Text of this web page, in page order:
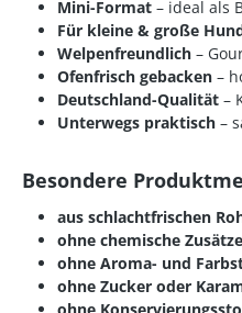
Mini-Format – ideal als
Für kleine & große
Welpenfreundlich –
Ofenfrisch gebacken –
Deutschland-Qualität –
Unterwegs praktisch –
Besondere
aus schlachtfrischen
ohne chemische Zusätze
ohne Aroma- und
ohne Zucker oder